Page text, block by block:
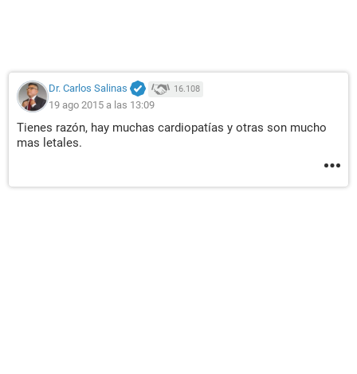
Dr. Carlos Salinas 16.108
19 ago 2015 a las 13:09
Tienes razón, hay muchas cardiopatías y otras son mucho
mas letales.